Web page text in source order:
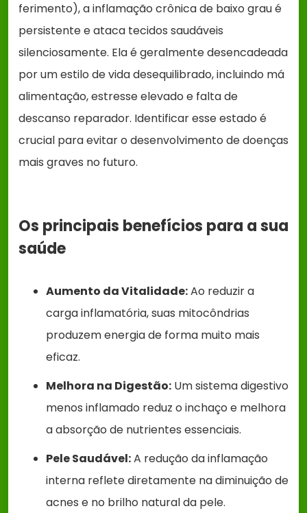
ferimento), a inflamação crônica de baixo grau é
persistente e ataca tecidos saudáveis
silenciosamente. Ela é geralmente desencadeada
por um estilo de vida desequilibrado, incluindo má
alimentação, estresse elevado e falta de
descanso reparador. Identificar esse estado é
crucial para evitar o desenvolvimento de doenças
mais graves no futuro.
Os principais benefícios para a sua
saúde
Aumento da Vitalidade:Ao reduzir a
carga inflamatória, suas mitocôndrias
produzem energia de forma muito mais
eficaz.
Melhora na Digestão: Um sistema digestivo
menos inflamado reduz o inchaço e melhora
a absorção de nutrientes essenciais.
Pele Saudável:A redução da inflamação
interna reflete diretamente na diminuição de
acnes e no brilho natural da pele.